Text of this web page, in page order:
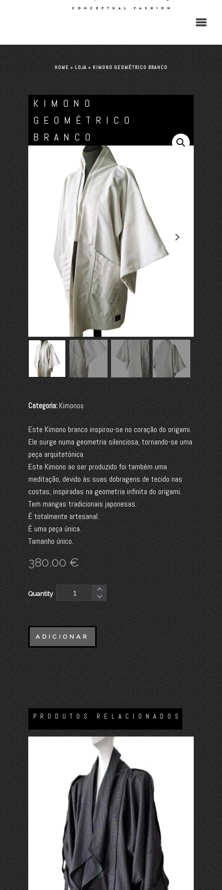
HOME » LOJA » KIMONO GEOMÉTRICO BRANCO
KIMONO
GEOMÉTRICO
BRANCO
Categoria: Kimonos
Este Kimono branco inspirou-se no coração do origami.
Ele surge numa geometria silenciosa, tornando-se uma
peça arquitetónica.
Este Kimono ao ser produzido foi também uma
meditação, devido às suas dobragens de tecido nas
costas, inspiradas na geometria infinita do origami.
Tem mangas tradicionais japonesas.
É totalmente artesanal.
É uma peça única.
Tamanho único.
380.00 €
Quantity
ADICIONAR
PRODUTOS RELACIONADOS